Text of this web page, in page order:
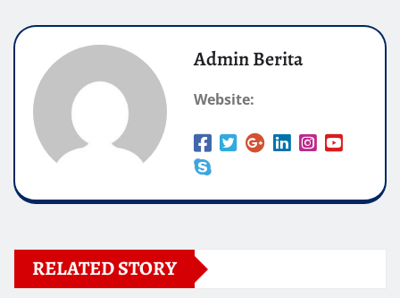
Admin Berita
Website:
RELATED STORY